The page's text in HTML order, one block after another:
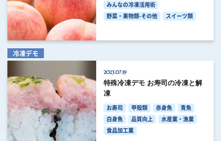
みんなの冷凍活用術
野菜・果物類-その他
スイーツ類
冷凍デモ
2023.07.19
特殊冷凍デモ お寿司の冷凍と解
凍
お寿司 甲殻類 赤身魚
青魚
白身魚
品質向上
水産業・漁業
食品加工業